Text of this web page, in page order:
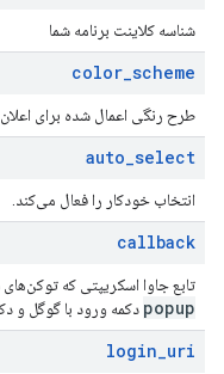
شناسه کلاینت برنامه شما
color_scheme
طرح رنگی اعمال شده برای اعلان One Tap.
auto_select
انتخاب خودکار را فعال می‌کند.
callback
تابع جاوا اسکریپتی که
popup دکمه ورود با گوگل و
login_uri